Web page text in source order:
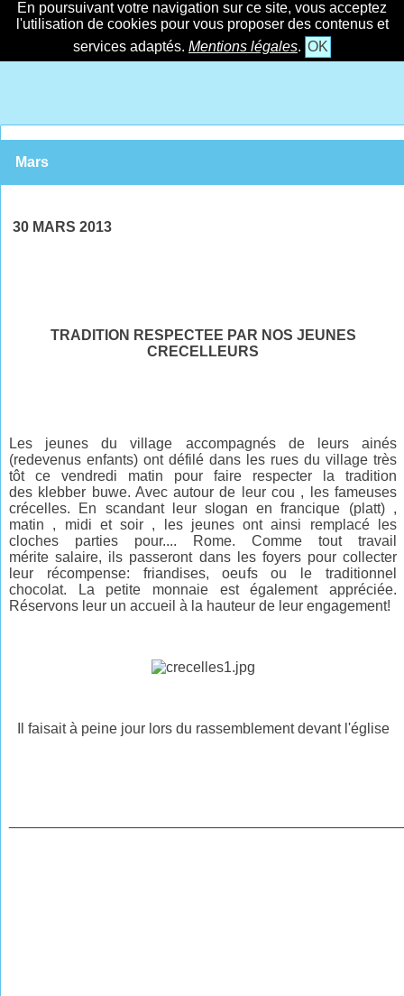
En poursuivant votre navigation sur ce site, vous acceptez
l'utilisation de cookies pour vous proposer des contenus et
services adaptés. Mentions légales. OK
Mars
30 MARS 2013
TRADITION RESPECTEE PAR NOS JEUNES
CRECELLEURS
Les jeunes du village accompagnés de leurs ainés
(redevenus enfants) ont défilé dans les rues du village très
tôt ce vendredi matin pour faire respecter la tradition
des klebber buwe. Avec autour de leur cou , les fameuses
crécelles. En scandant leur slogan en francique (platt) ,
matin , midi et soir , les jeunes ont ainsi remplacé les
cloches parties pour.... Rome. Comme tout travail
mérite salaire, ils passeront dans les foyers pour collecter
leur récompense: friandises, oeufs ou le traditionnel
chocolat. La petite monnaie est également appréciée.
Réservons leur un accueil à la hauteur de leur engagement!
Il faisait à peine jour lors du rassemblement devant l'église